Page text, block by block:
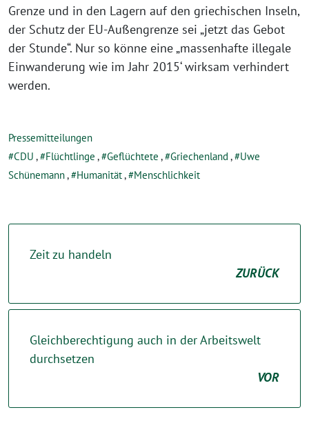
Grenze und in den Lagern auf den griechischen Inseln,
der Schutz der EU-Außengrenze sei „jetzt das Gebot
der Stunde“. Nur so könne eine „massenhafte illegale
Einwanderung wie im Jahr 2015‘ wirksam verhindert
werden.
Pressemitteilungen
CDU , Flüchtlinge , Geflüchtete , Griechenland ,
Uwe
Schünemann, Humanität, Menschlichkeit
Zeit zu handeln
ZURÜCK
Gleichberechtigung auch in der Arbeitswelt
durchsetzen
VOR